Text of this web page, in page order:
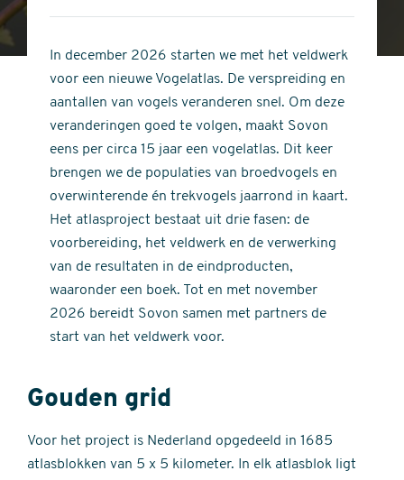
stars
of
stars
In december 2026 starten we met het veldwerk
voor een nieuwe Vogelatlas. De verspreiding en
aantallen van vogels veranderen snel. Om deze
veranderingen goed te volgen, maakt Sovon
eens per circa 15 jaar een vogelatlas. Dit keer
brengen we de populaties van broedvogels en
overwinterende én trekvogels jaarrond in kaart.
Het atlasproject bestaat uit drie fasen: de
voorbereiding, het veldwerk en de verwerking
van de resultaten in de eindproducten,
waaronder een boek. Tot en met november
2026 bereidt Sovon samen met partners de
start van het veldwerk voor.
Gouden grid
Voor het project is Nederland opgedeeld in 1685
atlasblokken van 5 x 5 kilometer. In elk atlasblok ligt